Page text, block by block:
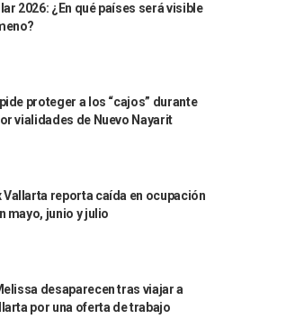
2026: ¿En qué países será visible
proteger a los “cajos” durante
vialidades de Nuevo Nayarit
Vallarta reporta caída en ocupación
mayo, junio y julio
desaparecen tras viajar a
por una oferta de trabajo